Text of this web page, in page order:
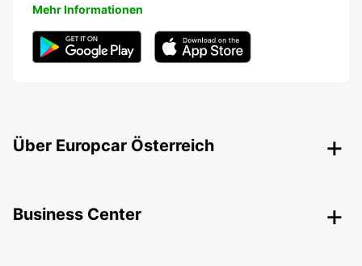
Mehr Informationen
Über Europcar Österreich
Business Center